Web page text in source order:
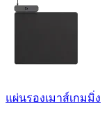
แผ่นรองเมาส์เกมมิ่ง